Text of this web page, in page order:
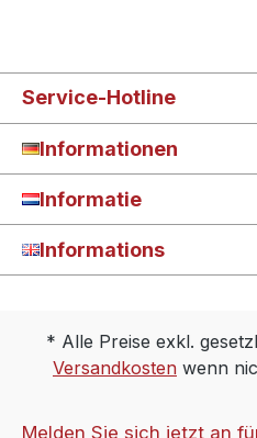
Service-Hotline
Informationen
Informatie
Informations
* Alle Preise exkl.
Versandkosten wenn
Melden Sie sich jetzt an